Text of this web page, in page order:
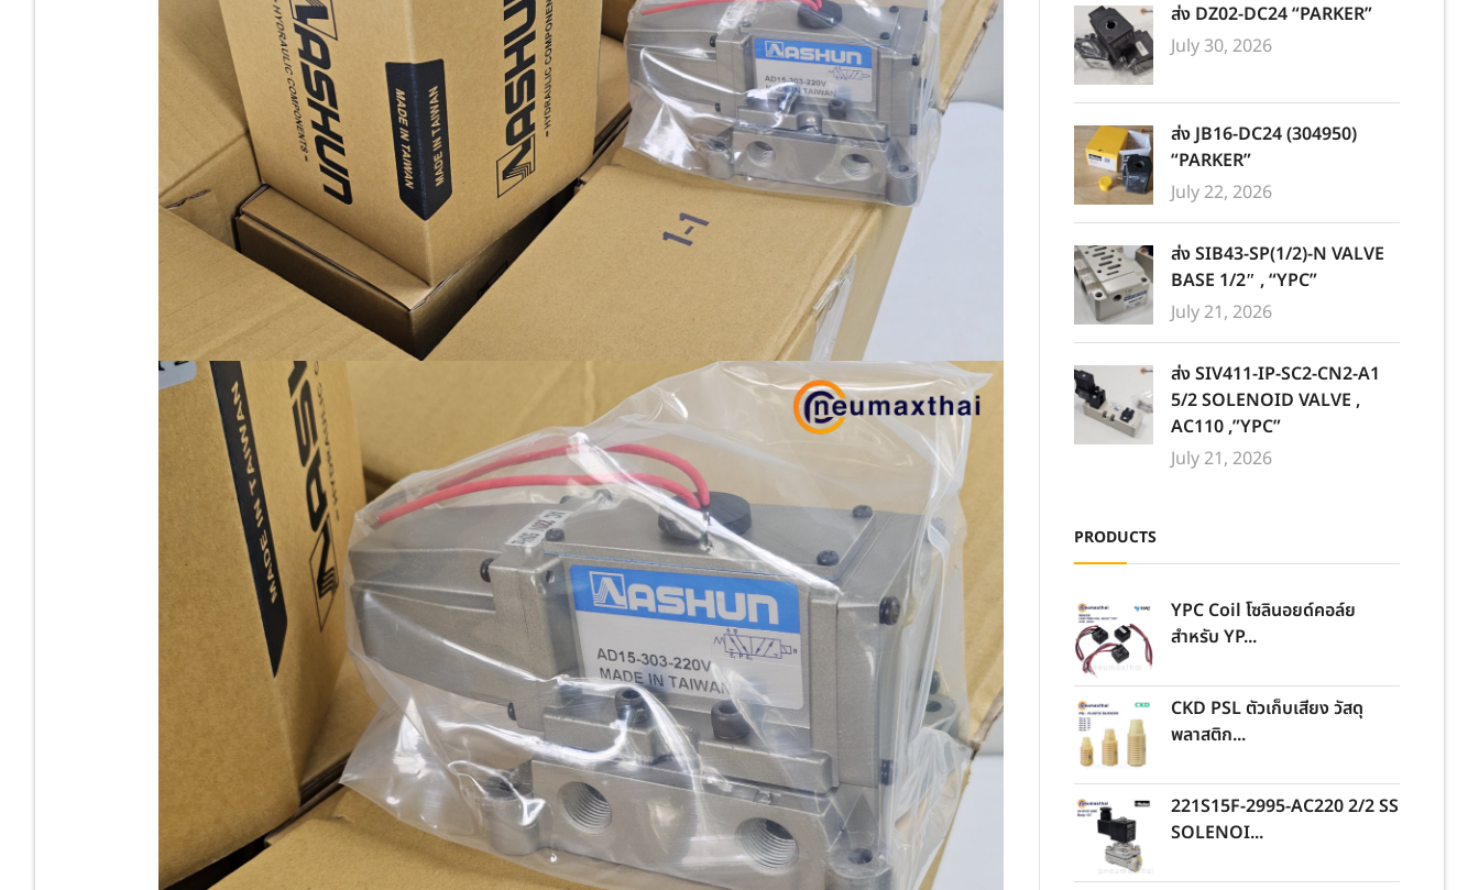
ส่ง DZ02-DC24 “PARKER”
July 30, 2026
ส่ง JB16-DC24 (304950)
“PARKER”
July 22, 2026
ส่ง SIB43-SP(1/2)-N VALVE
BASE 1/2″ , “YPC”
July 21, 2026
ส่ง SIV411-IP-SC2-CN2-A1
5/2 SOLENOID VALVE ,
AC110 ,”YPC”
July 21, 2026
PRODUCTS
YPC Coil โซลินอยด์คอล์ย
สำหรับ YP...
CKD PSL ตัวเก็บเสียง วัสดุ
พลาสติก...
221S15F-2995-AC220 2/2 SS
SOLENOI...